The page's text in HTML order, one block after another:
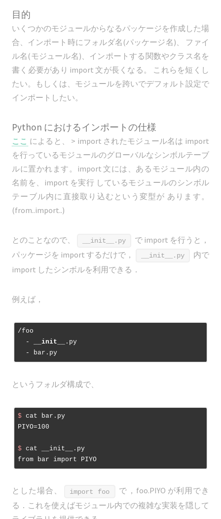
目的
いくつかのモジュールからなるパッケージを作成した場
合、インポート時にフォルダ名(パッケージ名)、 ファイ
ル名(モジュール名)、インポートする関数やクラス名を
書く必要があり import 文が長くなる。 これらを短くし
たい。もしくは、モジュールを跨いでデフォルト設定で
インポートしたい。
Python におけるインポートの仕様
ここ によると、 > import されたモジュール名は import
を行っているモジュールのグローバルなシンボルテーブ
ルに置かれます。import 文には、あるモジュール内の
名前を、import を実行 しているモジュールのシンボル
テーブル内に直接取り込むという変型が あります。
(from..import..)
とのことなので、 __init__.py
で import を行うと，
パッケージを import するだけで，
__init__.py
内で
import したシンボルを利用できる．
例えば，
/foo
  -
__init__
.py
  - bar.py
というフォルダ構成で、
$ cat bar.py
$ cat __init__.py
from bar import PIYO
とした場合、 import foo
で，foo.PIYO が利用でき
る．これを使えばモジュール内での複雑な実装を隠して